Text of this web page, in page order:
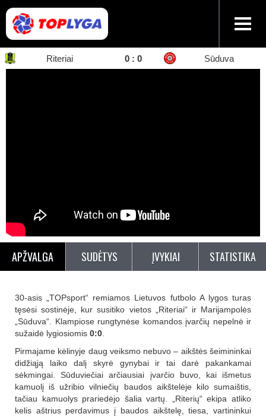
Riteriai 0 : 0 Sūduva
APŽVALGA SUDĖTYS ĮVYKIAI STATISTIKA
30-asis „TOPsport“ remiamos Lietuvos futbolo A lygos turas
tęsėsi sostinėje, kur susitiko vietos „Riteriai“ ir Marijampolės
„Sūduva“. Klampiose rungtynėse komandos įvarčių nepelnė ir
sužaidė lygiosiomis 0:0
Pirmajame kėlinyje daug veiksmo nebuvo – aikštės šeimininkai
didžiąją laiko dalį skyrė gynybai ir tai darė pakankamai
sėkmingai. Sūduviečiai arčiausiai įvarčio buvo, kai išmetus
kamuolį iš užribio vilniečių baudos aikštelėje kilo sumaištis,
tačiau kamuolys prariedėjo šalia vartų. „Riterių“ ekipa atliko
kelis aštrius perdavimus į baudos aikštelę, tiesa, vartininkui